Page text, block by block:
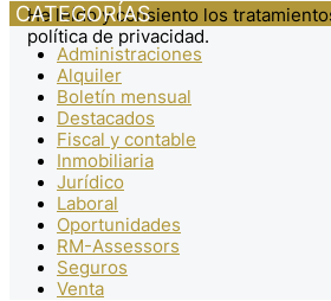
He leído y consiento los
política de privacidad.
CATEGORÍAS
Administraciones
Alquiler
Boletín mensual
Destacados
Fiscal y contable
Inmobiliaria
Jurídico
Laboral
Oportunidades
RM-Assessors
Seguros
Venta